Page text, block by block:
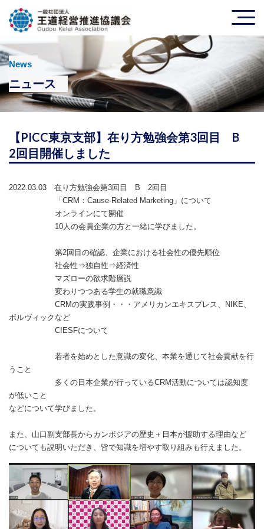
News
ニュース
【PICC東京支部】在り方勉強会第3回目 B
2回目開催しました
2022.03.03 在り方勉強会第3回目 B 2回目
「CRM：Cause-Related Marketing」について
オンラインにて開催
10人の会員企業の方と一緒に学びました。
第2回目の確認、企業における社会性の優先順位
社会性⇒独自性⇒経済性
マズローの欲求階層説
変わりつつある学生の就職意識
CRMの実践事例・・・アメリカンエキスプレス、NIKE、
ボルヴィックなど
CIESFについて
若者を始めとした意識の変化、本業を通じて社会貢献を行
うこと
多くの日本企業が行っているCRM活動については認知度
が低いこと
などについて学びました。
また、山口副支部長からカンボジアの歴史＋日本が援助する理由など
についても説明いただき、皆で知識を増やす取り組みも行えました。